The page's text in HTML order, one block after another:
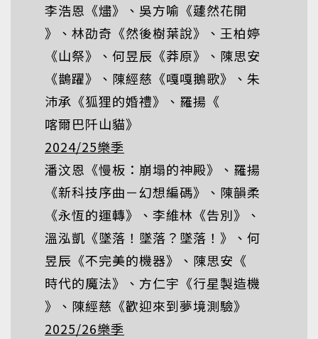
李浩恩《燼》、吳方喻《蘧然花開
》、林劭奇《然後樹葉說》、王柏婷
《山祭》、何昱辰《莽原》、陳思安
《鵲躍》、陳經慈《嘎嘎鵝歌》、朱
沛承《狐狸的婚禮》、羅揚《
喀爾巴阡山貓》
2024/25樂季
潘汶恩《慢板：崩塌的神殿》、羅揚
《新科技序曲－幻想編碼》、陳韻柔
《永恆的運轉》、李維林《告別》、
溫泓凱《墜落！墜落？墜落！ 》、何
昱辰《不完美的機器》、陳思安《
時代的魔法》、方仁宇《行星製造機
》、陳經慈《歡迎來到夢境測驗》
2025/26樂季